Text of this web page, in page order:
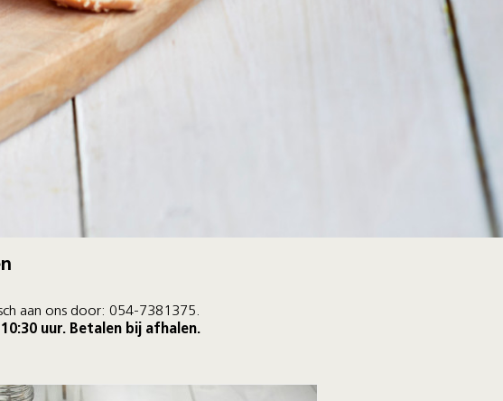
aan ons door: 054-7381375.
uur. Betalen bij afhalen.